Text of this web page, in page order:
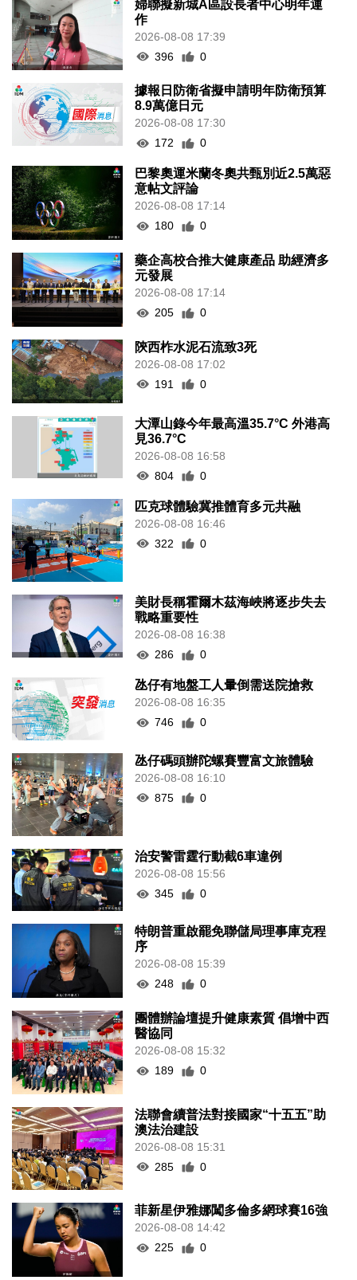
婦聯擬新城A區設長者中心明年運
作
2026-08-08 17:39
396
0
據報日防衛省擬申請明年防衛預算
8.9萬億日元
2026-08-08 17:30
172
0
巴黎奧運米蘭冬奧共甄別近2.5萬惡
意帖文評論
2026-08-08 17:14
180
0
藥企高校合推大健康產品 助經濟多
元發展
2026-08-08 17:14
205
0
陝西柞水泥石流致3死
2026-08-08 17:02
191
0
大潭山錄今年最高溫35.7°C 外港高
見36.7°C
2026-08-08 16:58
804
0
匹克球體驗冀推體育多元共融
2026-08-08 16:46
322
0
美財長稱霍爾木茲海峽將逐步失去
戰略重要性
2026-08-08 16:38
286
0
氹仔有地盤工人暈倒需送院搶救
2026-08-08 16:35
746
0
氹仔碼頭辦陀螺賽豐富文旅體驗
2026-08-08 16:10
875
0
治安警雷霆行動截6車違例
2026-08-08 15:56
345
0
特朗普重啟罷免聯儲局理事庫克程
序
2026-08-08 15:39
248
0
團體辦論壇提升健康素質 倡增中西
醫協同
2026-08-08 15:32
189
0
法聯會續普法對接國家“十五五”助
澳法治建設
2026-08-08 15:31
285
0
菲新星伊雅娜闖多倫多網球賽16強
2026-08-08 14:42
225
0